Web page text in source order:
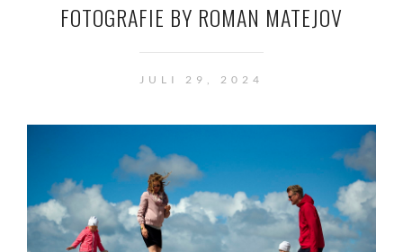
FOTOGRAFIE BY ROMAN MATEJOV
JULI 29, 2024